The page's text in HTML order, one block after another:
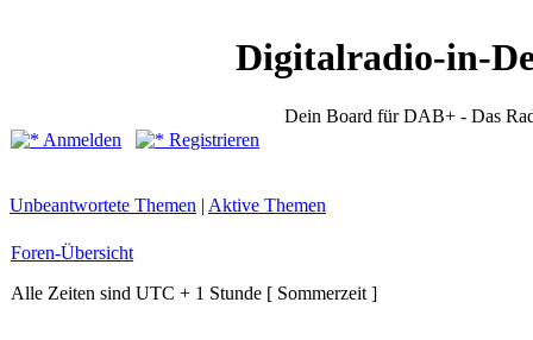
Digitalradio-in-
Dein Board für DAB+ - Das
Anmelden
Registrieren
Unbeantwortete Themen | Aktive Themen
Foren-Übersicht
Alle Zeiten sind UTC + 1 Stunde [ Sommerzeit ]